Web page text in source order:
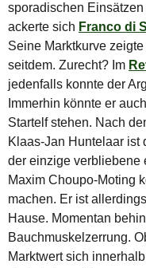
sporadischen
ackerte sich Franco di
Seine Marktkurve
seitdem. Zurecht? Im
jedenfalls konnte der
Immerhin könnte er
Startelf stehen. Nach
Klaas-Jan Huntelaar ist
der einzige verbliebene
Maxim Choupo-Moting
machen. Er ist
Hause. Momentan
Bauchmuskelzerrung.
Marktwert sich